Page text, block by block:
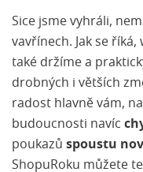
Sice jsme vyhráli,
vavřínech. Jak se
také držíme a
drobných i větších
radost hlavně vám,
budoucnosti navíc
poukazů spoustu
ShopuRoku můžete